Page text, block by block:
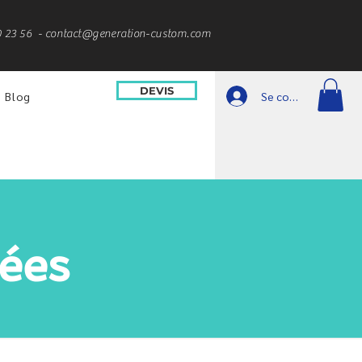
23 56 - contact@generation-custom.com
Blog DEVIS Se connecter